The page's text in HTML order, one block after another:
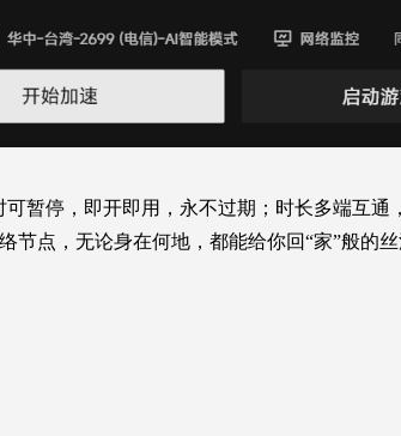
暂停，即开即用，永不过期；时长多端互通
节点，无论身在何地，都能给你回“家”般的丝